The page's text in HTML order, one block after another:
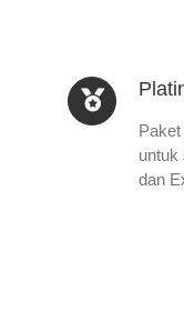
untuk
dan